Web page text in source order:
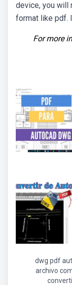
device, you will
format like pdf.
For more
dwg pdf
archivo